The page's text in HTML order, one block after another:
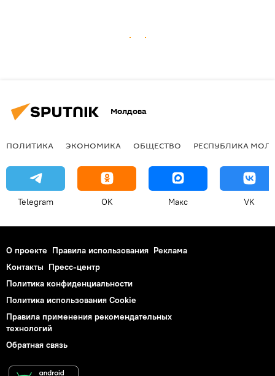
Молдова
ПОЛИТИКА ЭКОНОМИКА ОБЩЕСТВО РЕСПУБЛИКА
Telegram OK Макс VK
О проекте Правила использования Реклама
Контакты Пресс-центр
Политика конфиденциальности
Политика использования Cookie
Правила применения рекомендательных
технологий
Обратная связь